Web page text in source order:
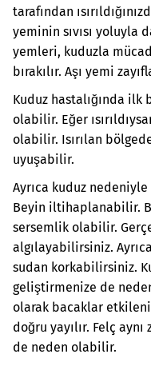
tarafından
yeminin sıvısı yoluyla
yemleri, kuduzla
bırakılır. Aşı yemi
Kuduz hastalığında ilk
olabilir. Eğer
olabilir. Isırılan
uyuşabilir.
Ayrıca kuduz
Beyin iltihaplanabilir.
sersemlik olabilir.
algılayabilirsiniz.
sudan korkabilirsiniz.
geliştirmenize de
olarak bacaklar
doğru yayılır. Felç
de neden olabilir.